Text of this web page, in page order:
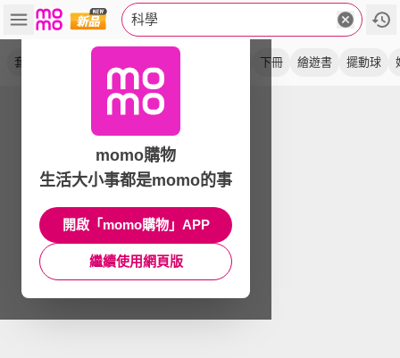
科學
套書 下冊 繪遊書 擺動球
momo購物
生活大小事都是momo的事
開啟「momo購物」APP
繼續使用網頁版